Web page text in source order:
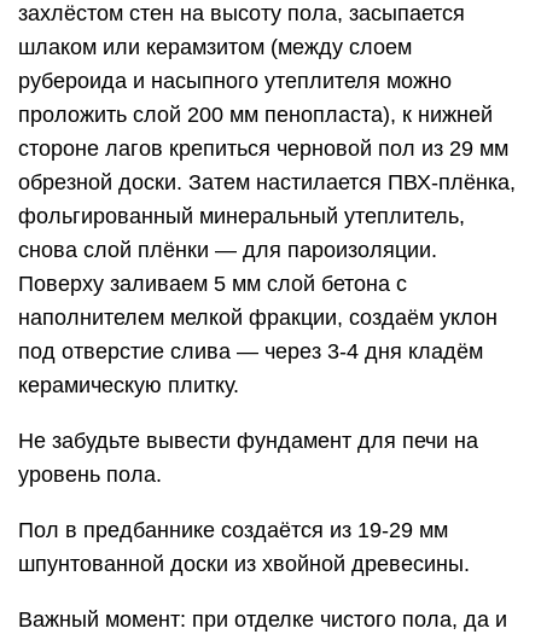
захлёстом стен на высоту пола, засыпается
шлаком или керамзитом (между слоем
рубероида и насыпного утеплителя можно
проложить слой 200 мм пенопласта), к нижней
стороне лагов крепиться черновой пол из 29 мм
обрезной доски. Затем настилается ПВХ-плёнка,
фольгированный минеральный утеплитель,
снова слой плёнки — для пароизоляции.
Поверху заливаем 5 мм слой бетона с
наполнителем мелкой фракции, создаём уклон
под отверстие слива — через 3-4 дня кладём
керамическую плитку.
Не забудьте вывести фундамент для печи на
уровень пола.
Пол в предбаннике создаётся из 19-29 мм
шпунтованной доски из хвойной древесины.
Важный момент: при отделке чистого пола, да и